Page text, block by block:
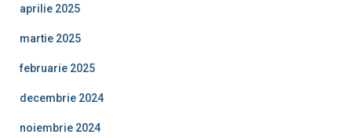
aprilie 2025
martie 2025
februarie 2025
decembrie 2024
noiembrie 2024